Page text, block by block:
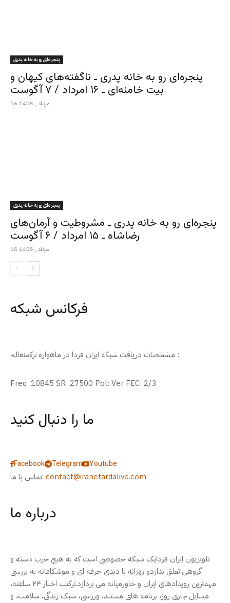
پنجره‌ای رو به خانه پدری
پنجره‌ای رو به خانه پدری ـ ناگفته‌های کیهان و
بیت خامنه‌ای ـ ۱۶ امرداد / ۷ آگوست
16 مرداد , 1405
پنجره‌ای رو به خانه پدری
پنجره‌ای رو به خانه پدری ـ مشروطیت و آرمان‌های
رضاشاه ـ ۱۵ امرداد / ۶ آگوست
15 مرداد , 1405
فرکانس شبکه
مشخصات دریافت شبکه ایران فردا در ماهواره ترکمنعالم :
Freq: 10845 SR: 27500 Pol: Ver FEC: 2/3
ما را دنبال کنید
Facebook Telegram
Youtube
تماس با ما: contact@iranefardalive.com
درباره ما
تلویزیون ایران فردایک شبکه خصوصی است که به هیچ حزب دسته و
گروهی تعلق نداردو روزانه با دیدی حرفه ای و موشکافانه به بررسی
مهمترین رویدادهای ایران و خاورمیانه می پردازد.ترکیب اخبار ۲۴ ساعته،
مسایل جاری روز، برنامه های مستند، ورزشی، سبک زندگی، سلامت، و